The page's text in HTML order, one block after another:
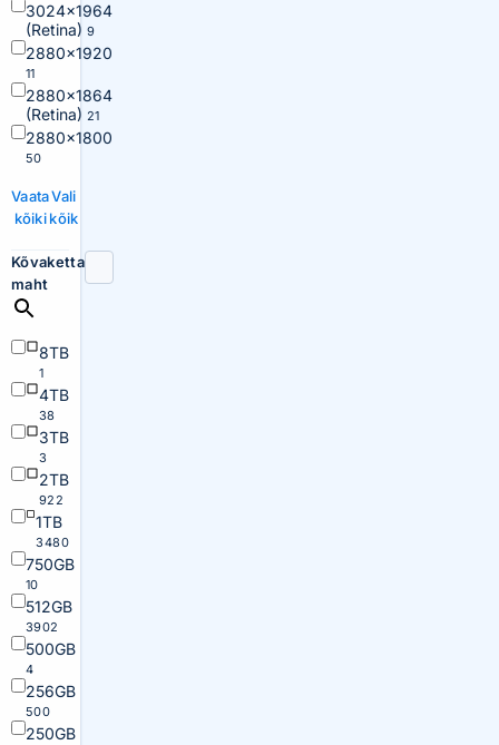
3024×1964
(Retina) 9
2880×1920
11
2880×1864
(Retina) 21
2880×1800
50
Vaata
kõiki
Vali
kõik
Kõvaketta
maht
8TB
1
4TB
38
3TB
3
2TB
922
1TB
3480
750GB
10
512GB
3902
500GB
4
256GB
500
250GB